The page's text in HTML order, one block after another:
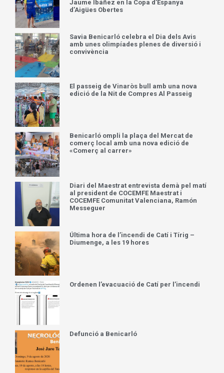
Jaume Ibáñez en la Copa d’Espanya
d’Aigües Obertes
Savia Benicarló celebra el Dia dels Avis
amb unes olimpíades plenes de diversió i
convivència
El passeig de Vinaròs bull amb una nova
edició de la Nit de Compres Al Passeig
Benicarló ompli la plaça del Mercat de
comerç local amb una nova edició de
«Comerç al carrer»
Diari del Maestrat entrevista demà pel matí
al president de COCEMFE Maestrat i
COCEMFE Comunitat Valenciana, Ramón
Messeguer
Última hora de l’incendi de Catí i Tírig –
Diumenge, a les 19 hores
Ordenen l’evacuació de Catí per l’incendi
Defunció a Benicarló